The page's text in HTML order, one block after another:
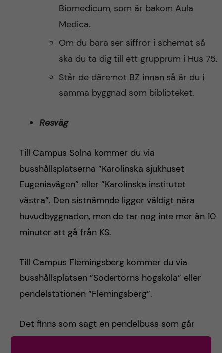
Biomedicum, som är bakom Aula
Medica.
Om du bara ser siffror i schemat så
ska du ta dig till ett grupprum i Hus 75.
Står de däremot BZ innan så är du i
samma byggnad som biblioteket.
Resväg
Till Campus Solna kommer du via
busshållsplatserna ”Karolinska sjukhuset
Eugeniavägen” eller ”Karolinska institutet
västra”. Den sistnämnde ligger väldigt nära
huvudbyggnaden, men de tar nog inte mer än 10
minuter att gå från KS.
Till Campus Flemingsberg kommer du via
busshållsplatsen ”Södertörns högskola” eller
pendelstationen ”Flemingsberg”.
Det finns som sagt en pendelbuss som går
mellan Flemingsberg och Solna, specifikt